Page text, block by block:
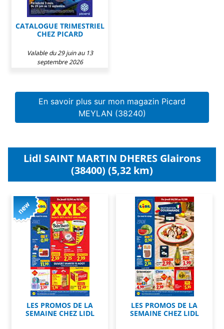
CATALOGUE TRIMESTRIEL
CHEZ PICARD
Valable du 29 juin au 13
septembre 2026
En savoir plus sur mon magazin Picard
MEYLAN (38240)
Lidl SAINT MARTIN DHERES Glairons
(38400) (5,32 km)
LES PROMOS DE LA
SEMAINE CHEZ LIDL
LES PROMOS DE LA
SEMAINE CHEZ LIDL